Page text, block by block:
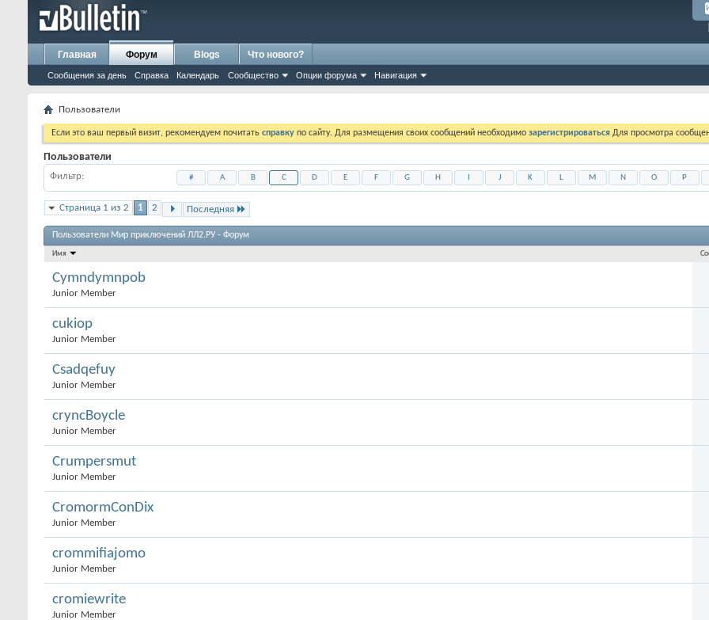
Главная Форум
Сообщения за день Справка Календарь Сообщество Опции форума Навигация
Blogs Что нового?
Пользователи
Если это ваш первый визит, рекомендуем почитать справку по сайту. Для размещения своих сообщений необходимо зарегистрироваться Для просмотра
Пользователи
Фильтр # A B C D E F G H J K L M N O P
Страница 1 из 2 1 2 Последняя
Пользователи Мир приключений ЛЛ2.РУ - Форум
Имя
Cymndymnpob
Junior Member
cukiop
Junior Member
Csadqefuy
Junior Member
cryncBoycle
Junior Member
Crumpersmut
Junior Member
CromormConDix
Junior Member
crommifiajomo
Junior Member
cromiewrite
Junior Member